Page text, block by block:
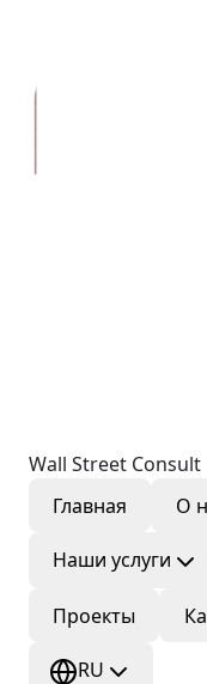
Wall Street Consult
Главная
О
Наши услуги
Проекты
RU